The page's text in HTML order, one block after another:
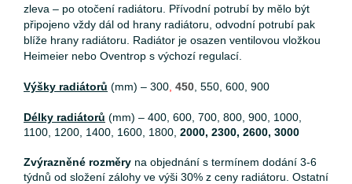
zleva – po otočení radiátoru. Přívodní potrubí by mělo být
připojeno vždy dál od hrany radiátoru, odvodní potrubí pak
blíže hrany radiátoru. Radiátor je osazen ventilovou vložkou
Heimeier nebo Oventrop s výchozí regulací.
Výšky radiátorů (mm) – 300 450 , 550, 600, 900
Délky radiátorů (mm) – 400, 600, 700, 800, 900, 1000,
1100, 1200, 1400, 1600, 1800, 2000, 2300, 2600, 3000
Zvýrazněné rozměry na objednání s termínem dodání 3-6
týdnů od složení zálohy ve výši 30% z ceny radiátoru. Ostatní